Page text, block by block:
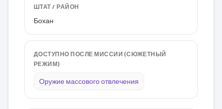
ШТАТ / РАЙОН
Бохан
ДОСТУПНО ПОСЛЕ МИССИИ (СЮЖЕТНЫЙ
РЕЖИМ)
Оружие массового отвлечения